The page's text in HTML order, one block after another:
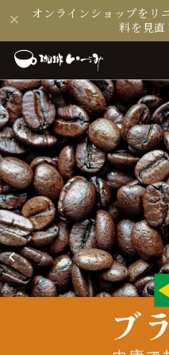
オンラインショップをリ
料を見直